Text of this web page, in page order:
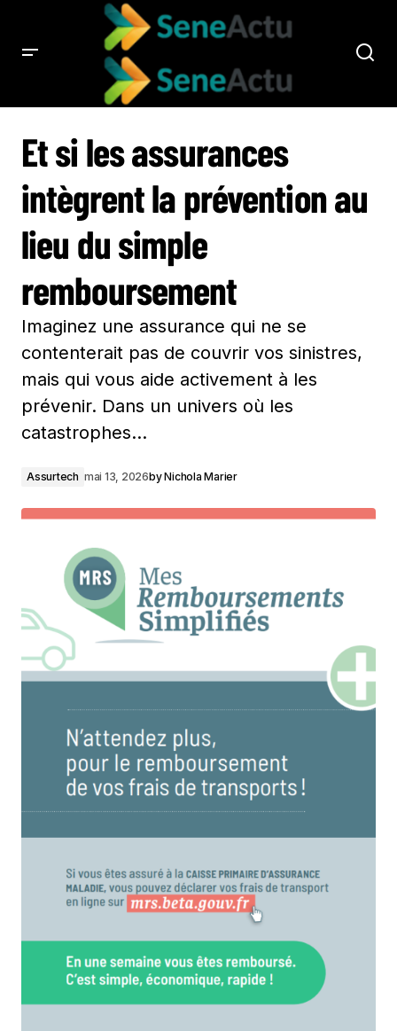
Et si les assurances
intègrent la prévention au
lieu du simple
remboursement
Imaginez une assurance qui ne se
contenterait pas de couvrir vos sinistres,
mais qui vous aide activement à les
prévenir. Dans un univers où les
catastrophes…
Assurtech mai 13, 2026byNichola Marier